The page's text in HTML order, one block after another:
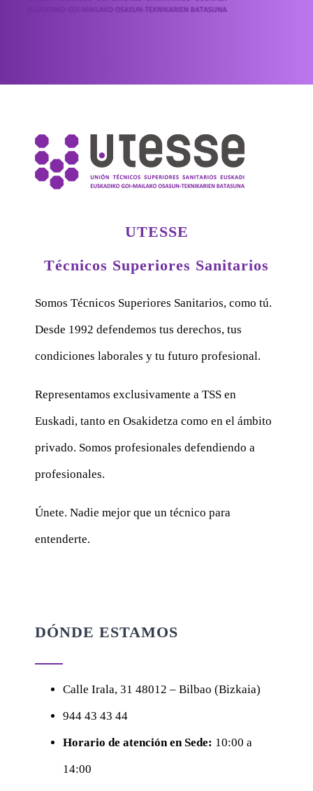
UTESSE
Técnicos Superiores Sanitarios
Somos Técnicos Superiores Sanitarios, como tú.
Desde 1992 defendemos tus derechos, tus
condiciones laborales y tu futuro profesional.
Representamos exclusivamente a TSS en
Euskadi, tanto en Osakidetza como en el ámbito
privado. Somos profesionales defendiendo a
profesionales.
Únete. Nadie mejor que un técnico para
entenderte.
DÓNDE ESTAMOS
Calle Irala, 31 48012 – Bilbao (Bizkaia)
944 43 43 44
Horario de atención en Sede: 10:00 a
14:00